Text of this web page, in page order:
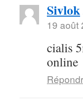
Sivlok
19 août
cialis
online